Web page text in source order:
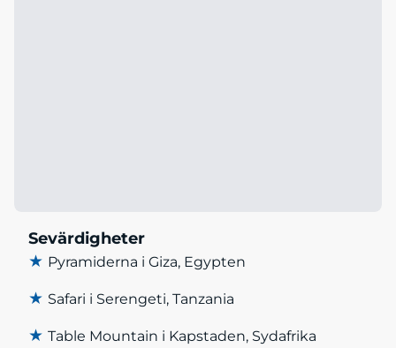
Sevärdigheter
★ Pyramiderna i Giza, Egypten
★ Safari i Serengeti, Tanzania
★ Table Mountain i Kapstaden, Sydafrika